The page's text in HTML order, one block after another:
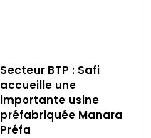
Secteur BTP : Safi
accueille une
importante usine
préfabriquée Manara
Préfa